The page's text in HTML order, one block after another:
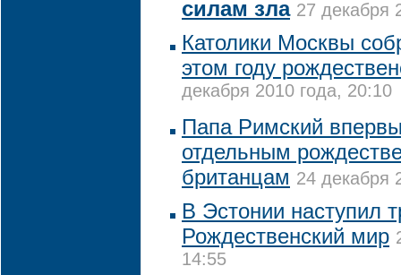
силам зла 27 декабря
Католики Москвы
этом году
декабря 2010 года, 20:10
Папа Римский
отдельным
британцам 24 декабря
В Эстонии наступил
Рождественский мир
14:55